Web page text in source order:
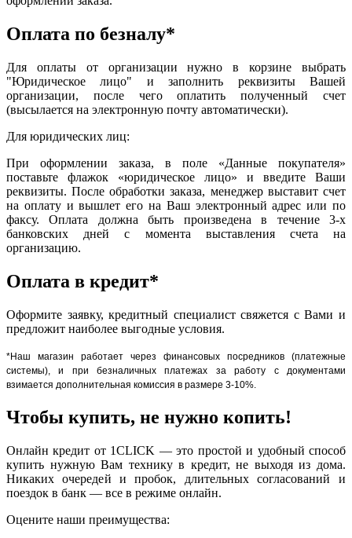
Оплата по безналу*
Для оплаты от организации нужно в корзине выбрать
"Юридическое лицо" и заполнить реквизиты Вашей
организации, после чего оплатить полученный счет
(высылается на электронную почту автоматически).
Для юридических лиц:
При оформлении заказа, в поле «Данные покупателя»
поставьте флажок «юридическое лицо» и введите Ваши
реквизиты. После обработки заказа, менеджер выставит счет
на оплату и вышлет его на Ваш электронный адрес или по
факсу. Оплата должна быть произведена в течение 3-х
банковских дней с момента выставления счета на
организацию.
Оплата в кредит*
Оформите заявку, кредитный специалист свяжется с Вами и
предложит наиболее выгодные условия.
*Наш магазин работает через финансовых посредников (платежные
системы), и при безналичных платежах за работу с документами
взимается дополнительная комиссия в размере 3-10%.
Чтобы купить, не нужно копить!
Онлайн кредит от 1CLICK — это простой и удобный способ
купить нужную Вам технику в кредит, не выходя из дома.
Никаких очередей и пробок, длительных согласований и
поездок в банк — все в режиме онлайн.
Оцените наши преимущества: